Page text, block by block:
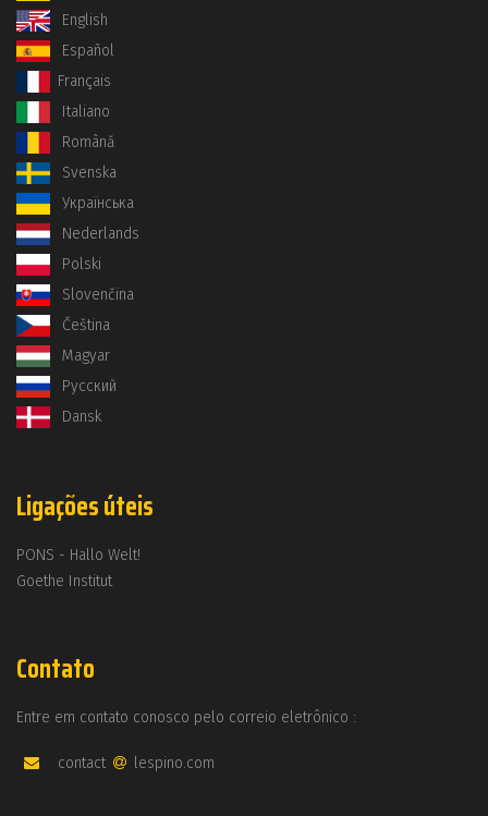
English
Español
Français
Italiano
Română
Svenska
Українська
Nederlands
Polski
Slovenčina
Čeština
Magyar
Русский
Dansk
Ligações úteis
PONS - Hallo Welt!
Goethe Institut
Contato
Entre em contato conosco pelo correio eletrônico :
contact lespino.com